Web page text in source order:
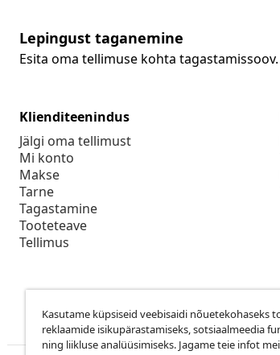
Lepingust taganemine
Esita oma tellimuse kohta tagastamissoov.
Klienditeenindus
Jälgi oma tellimust
Mi konto
Makse
Tarne
Tagastamine
Tooteteave
Tellimus
Kasutame küpsiseid veebisaidi nõuetekohaseks
reklaamide isikupärastamiseks, sotsiaalmeedia
ning liikluse analüüsimiseks. Jagame teie infot